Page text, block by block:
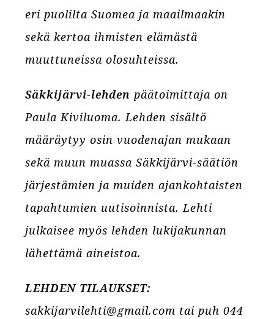
eri puolilta Suomea ja maailmaakin
sekä kertoa ihmisten elämästä
muuttuneissa olosuhteissa.
Säkkijärvi-lehden päätoimittaja on
Paula Kiviluoma. Lehden sisältö
määräytyy osin vuodenajan mukaan
sekä muun muassa Säkkijärvi-säätiön
järjestämien ja muiden ajankohtaisten
tapahtumien uutisoinnista. Lehti
julkaisee myös lehden lukijakunnan
lähettämä aineistoa.
LEHDEN TILAUKSET:
sakkijarvilehti@gmail.com tai puh 044